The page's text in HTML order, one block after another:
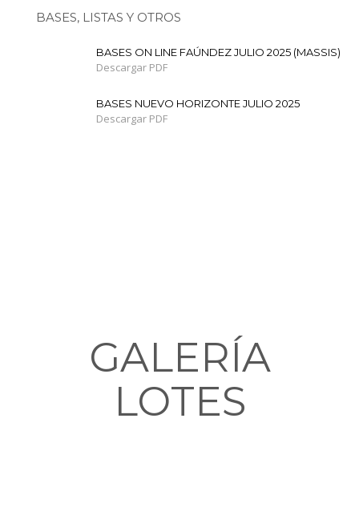
BASES, LISTAS Y OTROS
BASES ON LINE FAÚNDEZ JULIO 2025 (MASSIS)
Descargar PDF
BASES NUEVO HORIZONTE JULIO 2025
Descargar PDF
GALERÍA
LOTES